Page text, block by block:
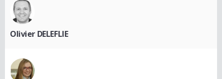
Olivier DELEFLIE